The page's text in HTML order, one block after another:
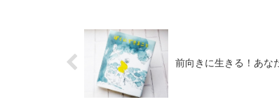
前向きに生きる！あな